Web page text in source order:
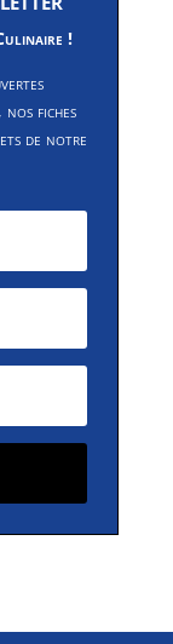
!
nos fiches
de notre